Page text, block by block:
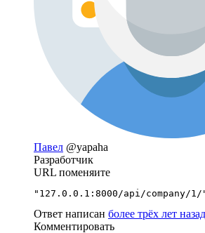
Павел @yapaha
Разработчик
URL поменяите
"127.0.0.1:8000/api/company/
Ответ написан более трёх лет назад
Комментировать